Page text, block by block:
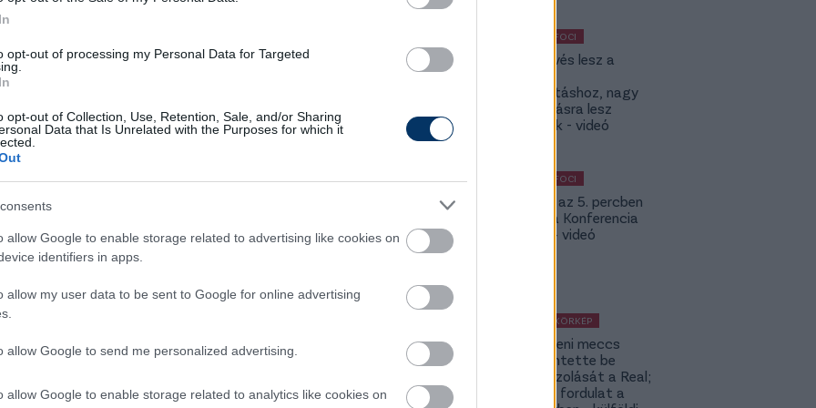
opt-out of processing my Personal Data for Targeted
opt-out of Collection, Use, Retention, Sale, and/or Sharing
Data that Is Unrelated with the Purposes for which it
allow Google to enable storage related to advertising like cookies on
identifiers in apps.
allow my user data to be sent to Google for online advertising
allow Google to send me personalized advertising.
allow Google to enable storage related to analytics like cookies on
20 millió korona körüli összeget
ami közel 800 ezer eurónak, azaz
Zsolt a sajátos nevelési
"Olyan ez, mint a
az utolsó esély" - interjú
edzőjével letört szarvakról,
farkasokról és a beindult
sikerült az, ami az elődeinek nem: élcsapattá
produkálnak Géresiék, ami rendre
be az együttesbe. Spandler Csabára a
KÜLFÖLDI FOCI
KL: Ez kevés lesz a
továbbjutáshoz, nagy
feltámadásra lesz
szükségük - videó
KÜLFÖLDI FOCI
Bolla már az 5. percben
betalált a Konferencia
Ligában – videó
KÜLFÖLDI KÖRKÉP
A Fradi elleni meccs
előtt jelentette be
rekordigazolását a Real;
hatalmas fordulat a